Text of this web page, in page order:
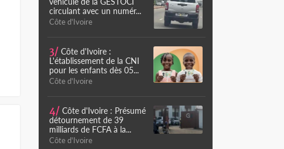
circulant avec un numér...
Côte d'Ivoire
3/ Côte d'Ivoire :
L'établissement de la CNI
pour les enfants dès 05...
Côte d'Ivoire
4/ Côte d'Ivoire : Présumé
détournement de 39
milliards de FCFA à la...
Côte d'Ivoire